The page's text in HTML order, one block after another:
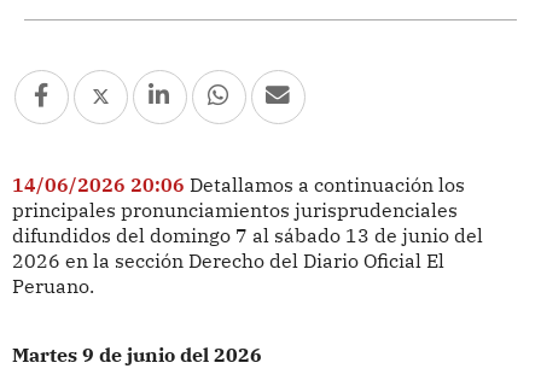
14/06/2026 20:06 Detallamos a continuación los
principales pronunciamientos jurisprudenciales
difundidos del domingo 7 al sábado 13 de junio del
2026 en la sección Derecho del Diario Oficial El
Peruano.
Martes 9 de junio del 2026